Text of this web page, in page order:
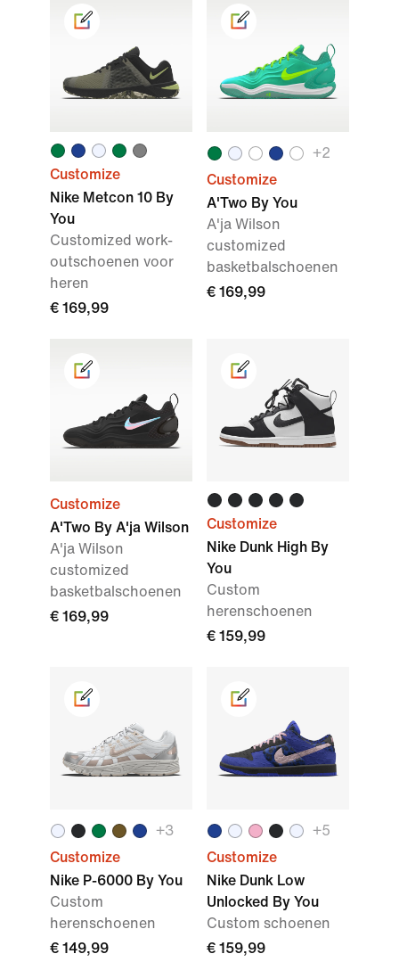
Customize
Nike Metcon 10 By
You
Customized work-
outschoenen voor
heren
€ 169,99
+2
Customize
A'Two By You
A'ja Wilson
customized
basketbalschoenen
€ 169,99
Customize
A'Two By A'ja Wilson
A'ja Wilson
customized
basketbalschoenen
€ 169,99
Customize
Nike Dunk High By
You
Custom
herenschoenen
€ 159,99
+3
Customize
Nike P-6000 By You
Custom
herenschoenen
€ 149,99
+5
Customize
Nike Dunk Low
Unlocked By You
Custom schoenen
€ 159,99